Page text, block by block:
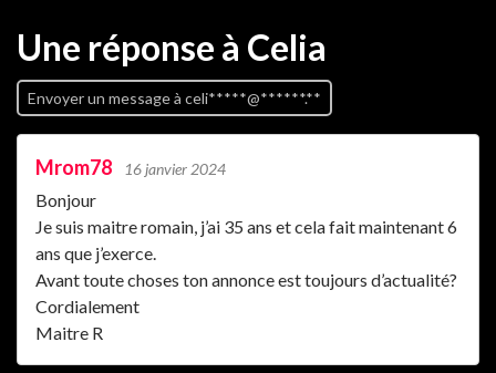
Une réponse à Celia
Envoyer un message à celi*****@******.**
Mrom78 16 janvier 2024
Bonjour
Je suis maitre romain, j’ai 35 ans et cela fait maintenant 6
ans que j’exerce.
Avant toute choses ton annonce est toujours d’actualité?
Cordialement
Maitre R